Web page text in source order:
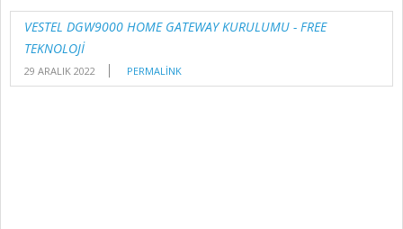
VESTEL DGW9000 HOME GATEWAY KURULUMU - FREE
TEKNOLOJİ
29 ARALIK 2022 PERMALINK